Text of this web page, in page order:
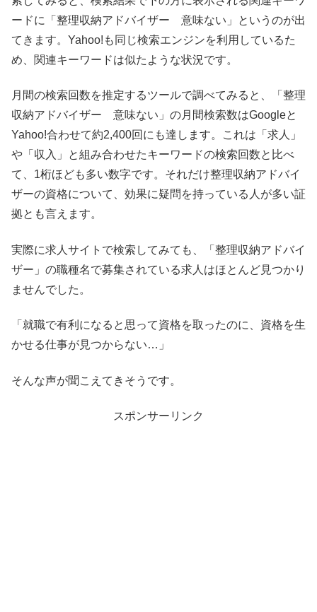
ードに「整理収納アドバイザー 意味ない」というのが出
てきます。Yahoo!も同じ検索エンジンを利用しているた
め、関連キーワードは似たような状況です。
月間の検索回数を推定するツールで調べてみると、「整理
収納アドバイザー 意味ない」の月間検索数はGoogleと
Yahoo!合わせて約2,400回にも達します。これは「求人」
や「収入」と組み合わせたキーワードの検索回数と比べ
て、1桁ほども多い数字です。それだけ整理収納アドバイ
ザーの資格について、効果に疑問を持っている人が多い証
拠とも言えます。
実際に求人サイトで検索してみても、「整理収納アドバイ
ザー」の職種名で募集されている求人はほとんど見つかり
ませんでした。
「就職で有利になると思って資格を取ったのに、資格を生
かせる仕事が見つからない…」
そんな声が聞こえてきそうです。
スポンサーリンク